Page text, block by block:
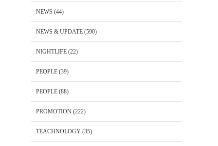
NEWS (44)
NEWS & UPDATE (590)
NIGHTLIFE (22)
PEOPLE (39)
PEOPLE (88)
PROMOTION (222)
TEACHNOLOGY (35)